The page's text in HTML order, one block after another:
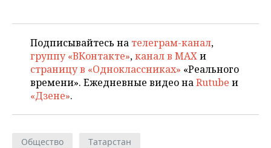
Подписывайтесь на телеграм-канал,
группу «ВКонтакте»,канал в MAXи
страницу в «Одноклассниках» «Реального
времени». Ежедневные видео наRutube и
«Дзене».
Общество Татарстан